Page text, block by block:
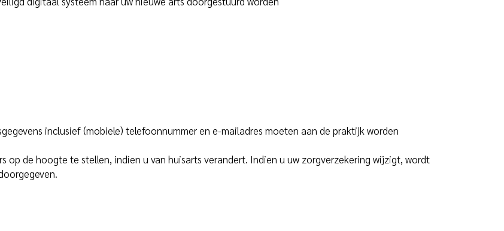
inclusief (mobiele) telefoonnummer en e-mailadres moeten aan de praktijk worden
op de hoogte te stellen, indien u van huisarts verandert. Indien u uw zorgverzekering wijzigt, wordt